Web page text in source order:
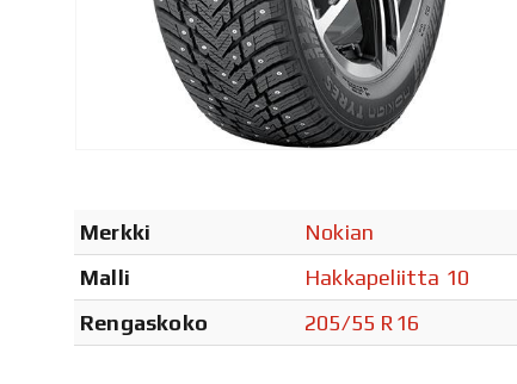
Merkki
Nokian
Malli
Hakkapeliitta 10
Rengaskoko
205/55 R16